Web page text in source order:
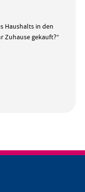
Haushalts in den
Zuhause gekauft?“